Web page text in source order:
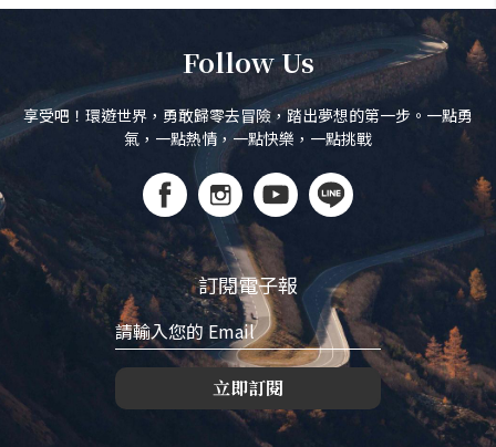
Follow Us
享受吧！環遊世界，勇敢歸零去冒險，踏出夢想的第一步。一點勇
氣，一點熱情，一點快樂，一點挑戰
訂閱電子報
立即訂閱